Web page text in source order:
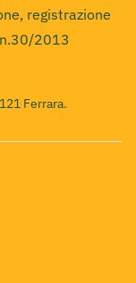
registrazione
2013
Ferrara.